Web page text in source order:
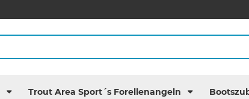
Trout Area Sport´s Forellenangeln